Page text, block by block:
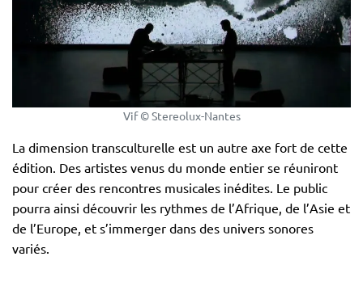
Vif © Stereolux-Nantes
La dimension transculturelle est un autre axe fort de cette
édition. Des artistes venus du monde entier se réuniront
pour créer des rencontres musicales inédites. Le public
pourra ainsi découvrir les rythmes de l’Afrique, de l’Asie et
de l’Europe, et s’immerger dans des univers sonores
variés.